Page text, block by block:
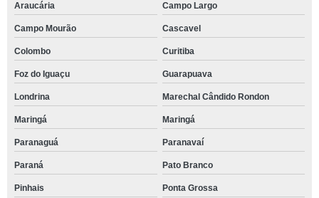
Araucária
Campo Largo
Campo Mourão Cascavel
Colombo Curitiba
Foz do Iguaçu Guarapuava
Londrina Marechal Cândido Rondon
Maringá Maringá
Paranaguá Paranavaí
Paraná Pato Branco
Pinhais Ponta Grossa